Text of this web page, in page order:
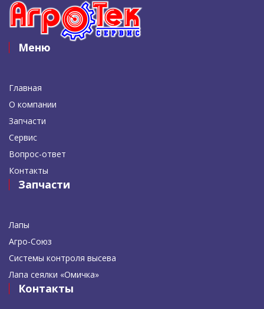
Меню
Главная
О компании
Запчасти
Сервис
Вопрос-ответ
Контакты
Запчасти
Лапы
Агро-Союз
Системы контроля высева
Лапа сеялки «Омичка»
Контакты